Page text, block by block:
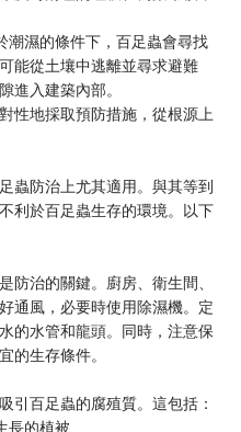
潮濕的條件下，百足蟲會尋找
能從土壤中逃離並尋求避難
進入建築內部。
性地採取預防措施，從根源上
蟲防治上尤其適用。與其等到
利於百足蟲生存的環境。以下
防治的關鍵。廚房、衛生間、
通風，必要時使用除濕機。定
的水管和龍頭。同時，注意保
的生存條件。
引百足蟲的腐殖質。這包括：
長的植被